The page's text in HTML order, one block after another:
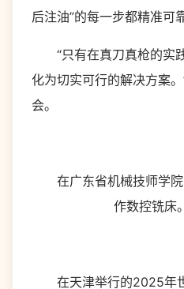
后注油”的每一步都精准可靠
“只有在真刀真枪的实
化为切实可行的解决方案
会。
在广东省机械技师学院
作数控铣床
在天津举行的2025年